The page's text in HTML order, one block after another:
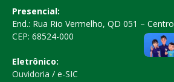
Presencial:
End.: Rua Rio Vermelho, QD 051 – Centro
CEP: 68524-000
Eletrônico:
Ouvidoria / e-SIC